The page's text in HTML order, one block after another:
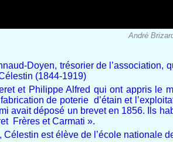
André
Doyen, trésorier de
(1844-1919)
et Philippe Alfred qui ont appris le
de poterie d’étain et
avait déposé un brevet en 1856. Ils
Frères et Carmati ».
Célestin est élève de l’école nationale